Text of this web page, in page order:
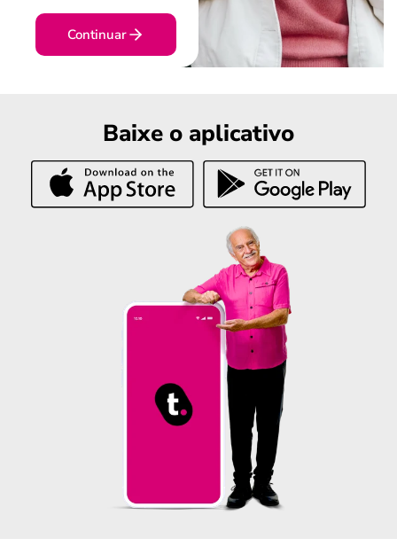
Continuar
Baixe o aplicativo